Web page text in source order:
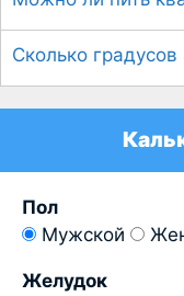
Сколько
Пол
Мужской
Желудок